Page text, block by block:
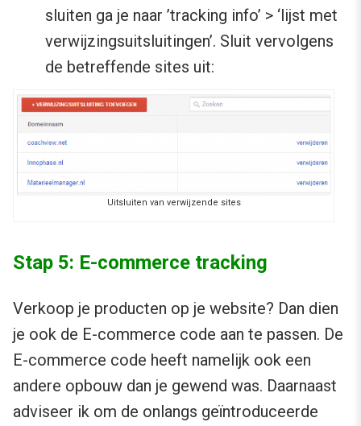
sluiten ga je naar ’tracking info’ > ‘lijst met
verwijzingsuitsluitingen’. Sluit vervolgens
de betreffende sites uit:
Uitsluiten van verwijzende sites
Stap 5: E-commerce tracking
Verkoop je producten op je website? Dan dien
je ook de E-commerce code aan te passen. De
E-commerce code heeft namelijk ook een
andere opbouw dan je gewend was. Daarnaast
adviseer ik om de onlangs geïntroduceerde